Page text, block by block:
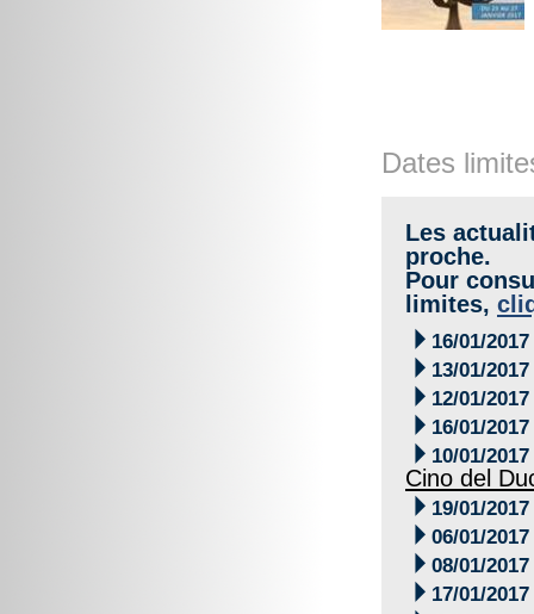
Dates
Les
proche.
Pour
limites,
 16/01/2017
 13/01/2017
 12/01/2017
 16/01/2017
 10/01/2017
Cino del
 19/01/2017
 06/01/2017
 08/01/2017
 17/01/2017